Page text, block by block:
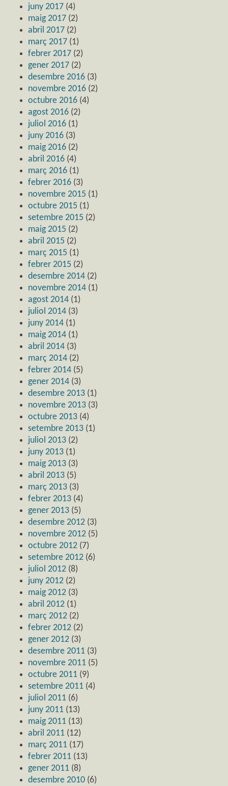
juny 2017 (4)
maig 2017 (2)
abril 2017 (2)
març 2017 (1)
febrer 2017 (2)
gener 2017 (2)
desembre 2016 (3)
novembre 2016 (2)
octubre 2016 (4)
agost 2016 (2)
juliol 2016 (1)
juny 2016 (3)
maig 2016 (2)
abril 2016 (4)
març 2016 (1)
febrer 2016 (3)
novembre 2015 (1)
octubre 2015 (1)
setembre 2015 (2)
maig 2015 (2)
abril 2015 (2)
març 2015 (1)
febrer 2015 (2)
desembre 2014 (2)
novembre 2014 (1)
agost 2014 (1)
juliol 2014 (3)
juny 2014 (1)
maig 2014 (1)
abril 2014 (3)
març 2014 (2)
febrer 2014 (5)
gener 2014 (3)
desembre 2013 (1)
novembre 2013 (3)
octubre 2013 (4)
setembre 2013 (1)
juliol 2013 (2)
juny 2013 (1)
maig 2013 (3)
abril 2013 (5)
març 2013 (3)
febrer 2013 (4)
gener 2013 (5)
desembre 2012 (3)
novembre 2012 (5)
octubre 2012 (7)
setembre 2012 (6)
juliol 2012 (8)
juny 2012 (2)
maig 2012 (3)
abril 2012 (1)
març 2012 (2)
febrer 2012 (2)
gener 2012 (3)
desembre 2011 (3)
novembre 2011 (5)
octubre 2011 (9)
setembre 2011 (4)
juliol 2011 (6)
juny 2011 (13)
maig 2011 (13)
abril 2011 (12)
març 2011 (17)
febrer 2011 (13)
gener 2011 (8)
desembre 2010 (6)